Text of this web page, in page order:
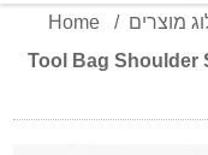
Home / מוצרים
Tool Bag Shoulder